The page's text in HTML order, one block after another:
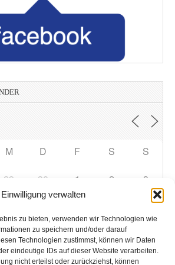
Einwilligung verwalten
zu bieten, verwenden wir Technologien wie
zu speichern und/oder darauf
Technologien zustimmst, können wir Daten
eindeutige IDs auf dieser Website verarbeiten.
nicht erteilst oder zurückziehst, können
M D F S S
29 30 1 2 3
8 9
13 14 15 16 17